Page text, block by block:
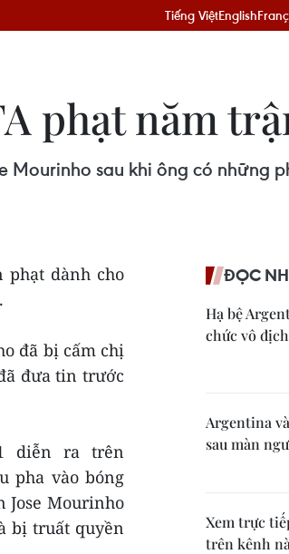
Tiếng ViệtEnglish
phạt năm
Mourinho sau khi ông có những
phạt dành cho
đã bị cấm chị
đưa tin trước
diễn ra trên
pha vào bóng
Mourinho
bị truất quyền
ĐỌC
Hạ bệ
chức vô
Argentina
sau màn
Xem trực
trên kênh